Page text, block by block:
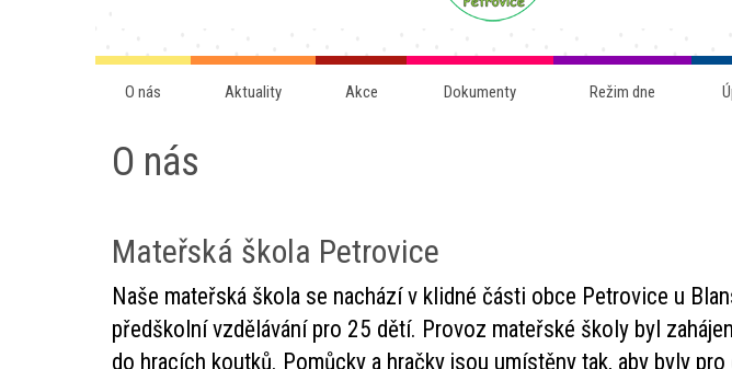
O nás Aktuality Akce Dokumenty Režim dne
O nás
Mateřská škola Petrovice
Naše mateřská škola se nachází v klidné části obce Petrovice u
předškolní vzdělávání pro 25 dětí. Provoz mateřské školy byl
do hracích koutků. Pomůcky a hračky jsou umístěny tak, aby byly